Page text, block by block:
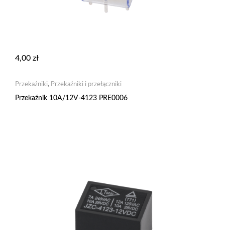
4,00 zł
Przekaźniki, Przekaźniki i przełączniki
Przekaźnik 10A/12V-4123 PRE0006